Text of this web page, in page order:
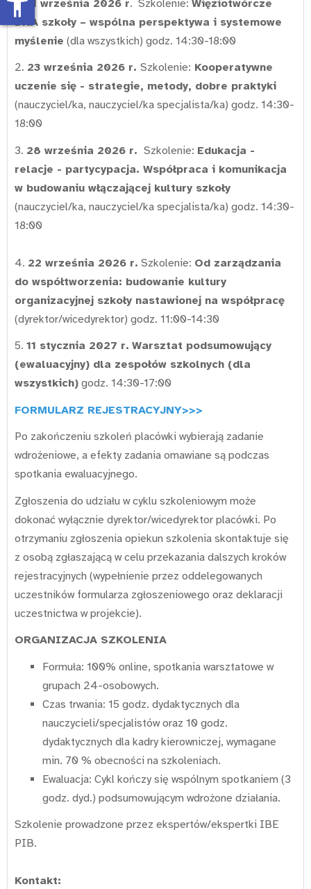
1.21 września 2026 r. Szkolenie: Więziotwórcze
DNA szkoły – wspólna perspektywa i systemowe
myślenie (dla wszystkich) godz. 14:30-18:00
2. 23 września 2026 r. Szkolenie: Kooperatywne
uczenie się - strategie, metody, dobre praktyki
(nauczyciel/ka, nauczyciel/ka specjalista/ka) godz. 14:30-
18:00
3. 28 września 2026 r. Szkolenie: Edukacja -
relacje - partycypacja. Współpraca i komunikacja
w budowaniu włączającej kultury szkoły
(nauczyciel/ka, nauczyciel/ka specjalista/ka) godz. 14:30-
18:00
4. 22 września 2026 r. Szkolenie: Od zarządzania
do współtworzenia: budowanie kultury
organizacyjnej szkoły nastawionej na współpracę
(dyrektor/wicedyrektor) godz. 11:00-14:30
5. 11 stycznia 2027 r. Warsztat podsumowujący
(ewaluacyjny) dla zespołów szkolnych (dla
wszystkich) godz. 14:30-17:00
FORMULARZ REJESTRACYJNY>>>
Po zakończeniu szkoleń placówki wybierają zadanie
wdrożeniowe, a efekty zadania omawiane są podczas
spotkania ewaluacyjnego.
Zgłoszenia do udziału w cyklu szkoleniowym może
dokonać wyłącznie dyrektor/wicedyrektor placówki. Po
otrzymaniu zgłoszenia opiekun szkolenia skontaktuje się
z osobą zgłaszającą w celu przekazania dalszych kroków
rejestracyjnych (wypełnienie przez oddelegowanych
uczestników formularza zgłoszeniowego oraz deklaracji
uczestnictwa w projekcie).
ORGANIZACJA SZKOLENIA
Formuła: 100% online, spotkania warsztatowe w
grupach 24-osobowych.
Czas trwania: 15 godz. dydaktycznych dla
nauczycieli/specjalistów oraz 10 godz.
dydaktycznych dla kadry kierowniczej, wymagane
min. 70 % obecności na szkoleniach.
Ewaluacja: Cykl kończy się wspólnym spotkaniem (3
godz. dyd.) podsumowującym wdrożone działania.
Szkolenie prowadzone przez ekspertów/ekspertki IBE
PIB.
Kontakt: